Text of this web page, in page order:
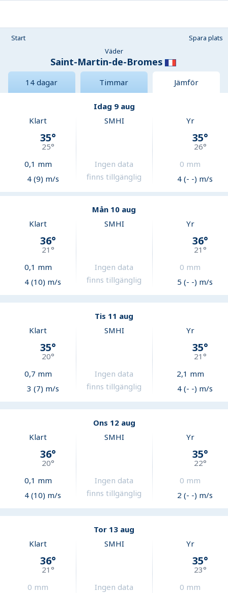
Start
Spara plats
Väder
Saint-Martin-de-Bromes
14 dagar Timmar Jämför
Idag 9 aug
Klart
35°
25°
0,1 mm
4 (9) m/s
SMHI
Ingen data
finns tillgänglig
Yr
35°
26°
0 mm
4 (- -) m/s
Mån 10 aug
Klart
36°
21°
0,1 mm
4 (10) m/s
SMHI
Ingen data
finns tillgänglig
Yr
36°
21°
0 mm
5 (- -) m/s
Tis 11 aug
Klart
35°
20°
0,7 mm
3 (7) m/s
SMHI
Ingen data
finns tillgänglig
Yr
35°
21°
2,1 mm
4 (- -) m/s
Ons 12 aug
Klart
36°
20°
0,1 mm
4 (10) m/s
SMHI
Ingen data
finns tillgänglig
Yr
35°
22°
0 mm
2 (- -) m/s
Tor 13 aug
Klart
36°
21°
0 mm
SMHI
Ingen data
Yr
35°
23°
0 mm